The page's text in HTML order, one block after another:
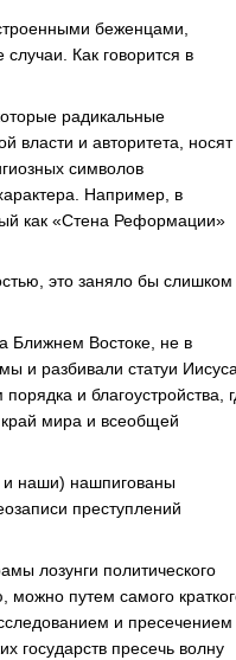
беженцами,
Как говорится в
радикальные
власти и авторитета, носят
символов
Например, в
как «Стена Реформации»
это заняло бы слишком
Ближнем Востоке, не в
и разбивали статуи
и благоустройства,
мира и всеобщей
и наши) нашпигованы
преступлений
лозунги политического
можно путем самого
и пресечением
государств пресечь волну